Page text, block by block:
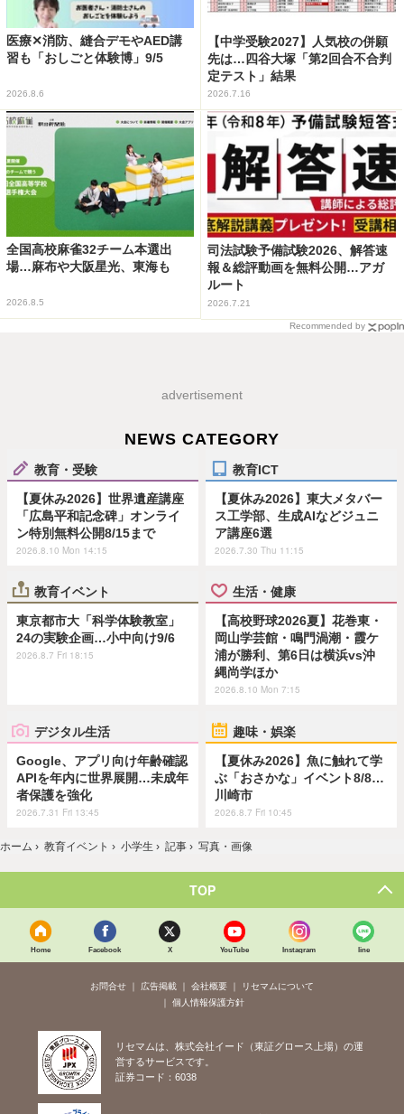
医療✕消防、縫合デモやAED講
習も「おしごと体験博」9/5
2026.8.6
【中学受験2027】人気校の併願
先は…四谷大塚「第2回合不合判
定テスト」結果
2026.7.16
全国高校麻雀32チーム本選出
場…麻布や大阪星光、東海も
2026.8.5
司法試験予備試験2026、解答速
報＆総評動画を無料公開…アガ
ルート
2026.7.21
Recommended by
advertisement
NEWS CATEGORY
教育・受験
【夏休み2026】世界遺産講座
「広島平和記念碑」オンライ
ン特別無料公開8/15まで
2026.8.10 Mon 14:15
教育ICT
【夏休み2026】東大メタバー
ス工学部、生成AIなどジュニ
ア講座6選
2026.7.30 Thu 11:15
教育イベント
東京都市大「科学体験教室」
24の実験企画…小中向け9/6
2026.8.7 Fri 18:15
生活・健康
【高校野球2026夏】花巻東・
岡山学芸館・鳴門渦潮・霞ケ
浦が勝利、第6日は横浜vs沖
縄尚学ほか
2026.8.10 Mon 7:15
デジタル生活
Google、アプリ向け年齢確認
APIを年内に世界展開…未成年
者保護を強化
2026.7.31 Fri 13:45
趣味・娯楽
【夏休み2026】魚に触れて学
ぶ「おさかな」イベント8/8…
川崎市
2026.8.7 Fri 10:45
ホーム › 教育イベント › 小学生 › 記事 › 写真・画像
TOP
Home Facebook X YouTube Instagram line
お問合せ 広告掲載 会社概要
リセマムについて
個人情報保護方針
リセマムは、株式会社イード（東証グロース上場）の運
営するサービスです。
証券コード：6038